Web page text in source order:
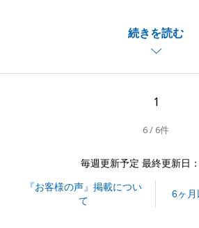
閉じる
続きを読む
も良い方で好条件でのお取引が叶
まで出来まして安心しております。
S様とのお取引の経験を大切に今
1
6 / 6件
毎週更新予定 最終更新日
『お客様の声』掲載につい
て
6ヶ月